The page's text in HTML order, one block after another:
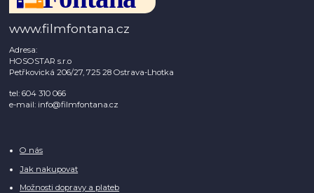
www.filmfontana.cz
Adresa:
HOSOSTAR s.r.o
Petřkovická 206/27, 725 28 Ostrava-Lhotka
tel: 604 310 066
e-mail: info@filmfontana.cz
O nás
Jak nakupovat
Možnosti dopravy a plateb